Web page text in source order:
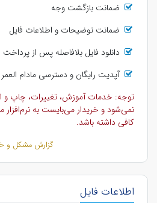
ضمانت بازگشت وجه
ضمانت توضیحات و اطلاعات فایل
دانلود فایل بلافاصله پس از پرداخت
آپدیت رایگان و دسترسی مادام العمر
توجه: خدمات آموزش، تغییرات، چاپ و
نمی‌شود و خریدار می‌بایست به نرم‌افزار
کافی داشته باشد.
گزارش مشکل و
اطلاعات فایل